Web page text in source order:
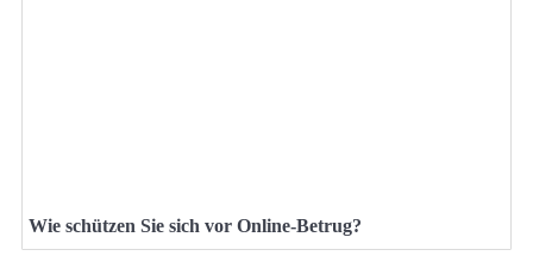
Wie schützen Sie sich vor Online-Betrug?